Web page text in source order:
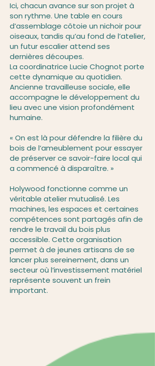
Ici, chacun avance sur son projet à
son rythme. Une table en cours
d’assemblage côtoie un nichoir pour
oiseaux, tandis qu’au fond de l’atelier,
un futur escalier attend ses
dernières découpes.
La coordinatrice Lucie Chognot porte
cette dynamique au quotidien.
Ancienne travailleuse sociale, elle
accompagne le développement du
lieu avec une vision profondément
humaine.
« On est là pour défendre la filière du
bois de l’ameublement pour essayer
de préserver ce savoir-faire local qui
a commencé à disparaître. »
Holywood fonctionne comme un
véritable atelier mutualisé. Les
machines, les espaces et certaines
compétences sont partagés afin de
rendre le travail du bois plus
accessible. Cette organisation
permet à de jeunes artisans de se
lancer plus sereinement, dans un
secteur où l’investissement matériel
représente souvent un frein
important.